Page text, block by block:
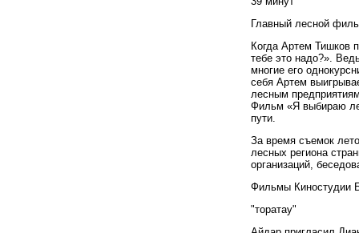
Главный лесной
Когда Артем Тишков
тебе это надо?».
многие его
себя Артем
лесным
Фильм «Я выбираю
пути.
За время съемок
лесных региона
организаций,
Фильмы Киностудии
"торатау"